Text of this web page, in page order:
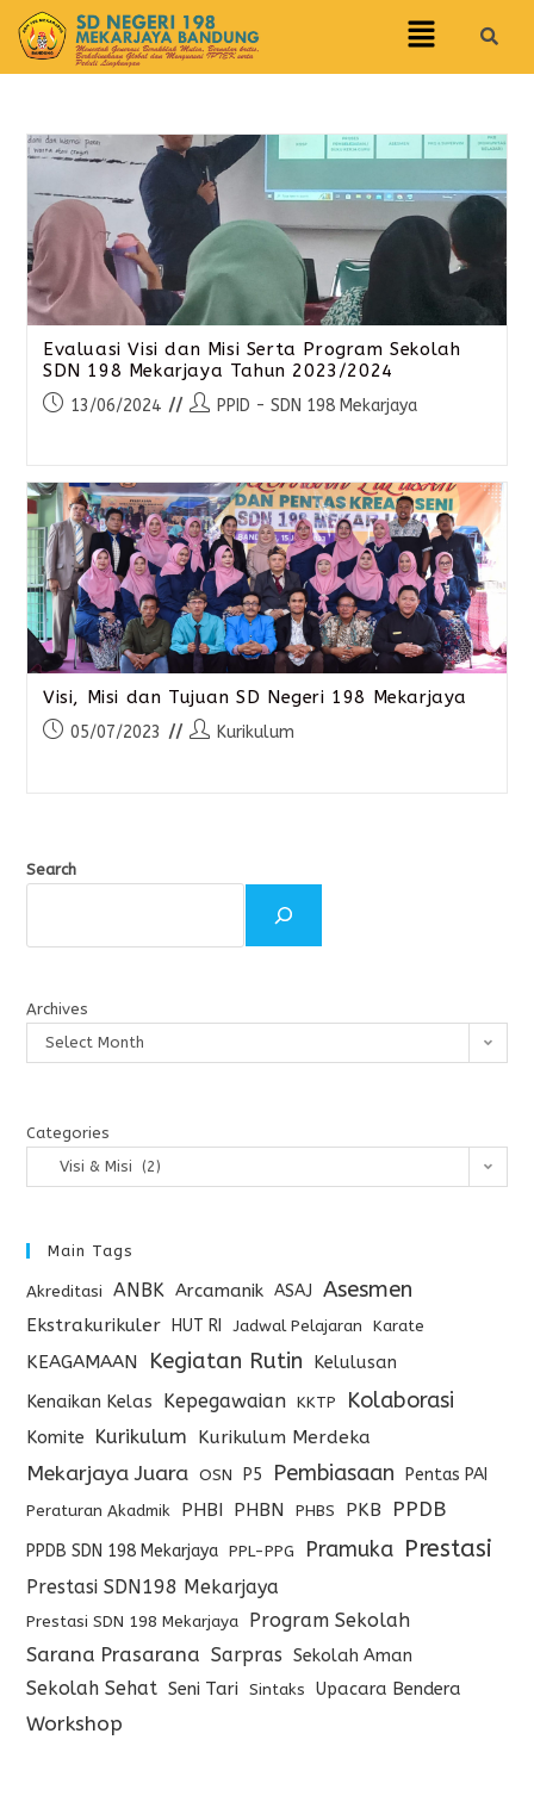
Evaluasi Visi dan Misi Serta Program Sekolah
SDN 198 Mekarjaya Tahun 2023/2024
13/06/2024 PPID - SDN 198 Mekarjaya
Visi, Misi dan Tujuan SD Negeri 198 Mekarjaya
05/07/2023 Kurikulum
Search
Archives
Select Month
Categories
Visi & Misi (2)
Main Tags
Akreditasi ANBK Arcamanik ASAJ Asesmen
Ekstrakurikuler HUT RI Jadwal Pelajaran Karate
KEAGAMAAN Kegiatan Rutin
Kelulusan
Kenaikan Kelas
Kepegawaian KKTP Kolaborasi
Komite Kurikulum Kurikulum Merdeka
Mekarjaya Juara OSN P5 Pembiasaan Pentas PAI
Peraturan Akadmik PHBI PHBN PHBS PKB PPDB
PPDB SDN 198 Mekarjaya PPL-PPG Pramuka Prestasi
Prestasi SDN198 Mekarjaya
Prestasi SDN 198 Mekarjaya
Program Sekolah
Sarana Prasarana Sarpras Sekolah Aman
Sekolah Sehat Seni Tari Sintaks Upacara Bendera
Workshop